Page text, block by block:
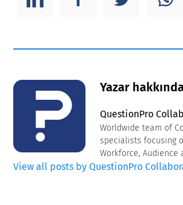
Yazar
QuestionPro
Worldwide team of
specialists focusing
Workforce, Audience
View all posts by QuestionPro